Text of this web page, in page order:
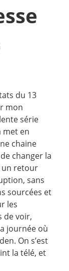
du 13
mon
série
met en
chaine
changer la
un retour
sans
sourcées et
les
de voir,
journée où
On s’est
la télé, et